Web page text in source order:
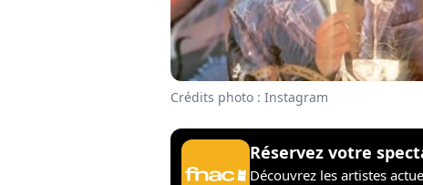
Crédits photo : Instagram
Réservez votre
Découvrez les artistes